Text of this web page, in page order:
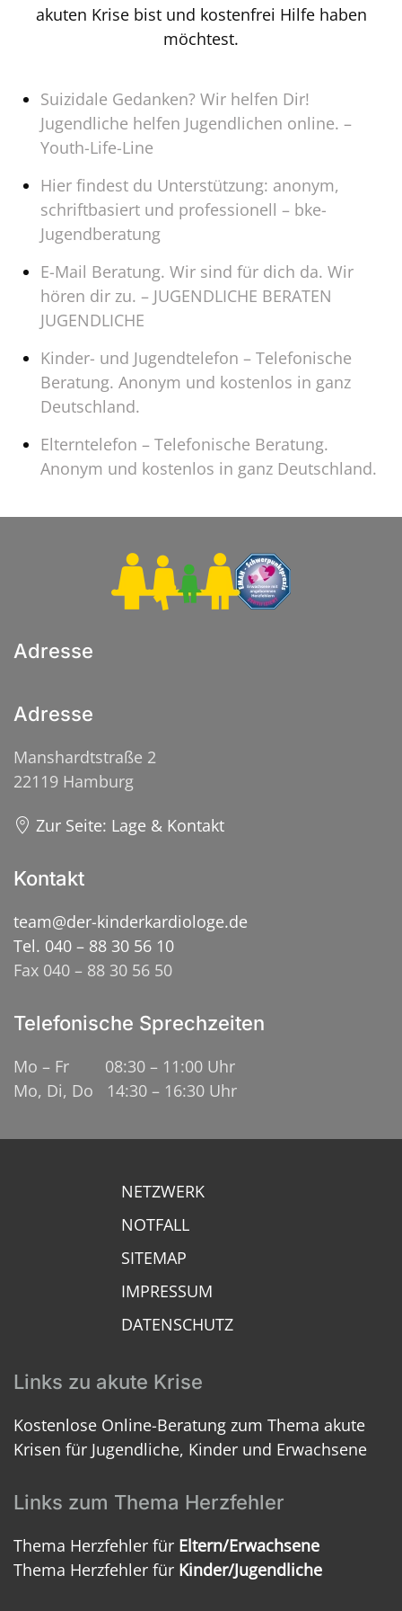
akuten Krise bist und kostenfrei Hilfe haben
möchtest.
Suizidale Gedanken? Wir helfen Dir!
Jugendliche helfen Jugendlichen online. –
Youth-Life-Line
Hier findest du Unterstützung: anonym,
schriftbasiert und professionell – bke-
Jugendberatung
E-Mail Beratung. Wir sind für dich da. Wir
hören dir zu. – JUGENDLICHE BERATEN
JUGENDLICHE
Kinder- und Jugendtelefon – Telefonische
Beratung. Anonym und kostenlos in ganz
Deutschland.
Elterntelefon – Telefonische Beratung.
Anonym und kostenlos in ganz Deutschland.
Adresse
Adresse
Manshardtstraße 2
22119 Hamburg
Zur Seite: Lage & Kontakt
Kontakt
team@der-kinderkardiologe.de
Tel. 040 – 88 30 56 10
Fax 040 – 88 30 56 50
Telefonische Sprechzeiten
Mo – Fr 08:30 – 11:00 Uhr
Mo, Di, Do 14:30 – 16:30 Uhr
NETZWERK
NOTFALL
SITEMAP
IMPRESSUM
DATENSCHUTZ
Links zu akute Krise
Kostenlose Online-Beratung zum Thema akute
Krisen für Jugendliche, Kinder und Erwachsene
Links zum Thema Herzfehler
Thema Herzfehler für Eltern/Erwachsene
Thema Herzfehler für Kinder/Jugendliche